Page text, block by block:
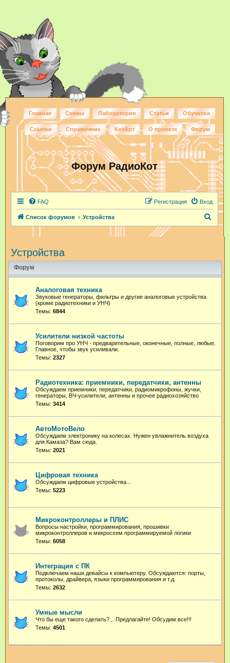
Главная Схемы Лаборатория Статьи Обучалка
Ссылки Справочник КотАрт О проекте Форум
Форум РадиоКот
FAQ Вход
Регистрация
Список форумов Устройства
Устройства
Форум
Аналоговая техника
Звуковые генераторы, фильтры и другие аналоговые устройства
(кроме радиотехники и УНЧ)
Темы: 6844
Усилители низкой частоты
Поговорим про УНЧ - предварительные, оконечные, полные, любые.
Главное, чтобы звук усиливали.
Темы: 2327
Радиотехника: приемники, передатчики, антенны
Обсуждаем приемники, передатчики, радиомикрофоны, жучки,
генераторы, ВЧ-усилители, антенны и прочее радиохозяйство
Темы: 3414
АвтоМотоВело
Обсуждаем электронику на колесах. Нужен увлажнитель воздуха
для Камаза? Вам сюда.
Темы: 2021
Цифровая техника
Обсуждаем цифровые устройства...
Темы: 5223
Микроконтроллеры и ПЛИС
Вопросы настройки, программирования, прошивки
микроконтроллеров и микросхем программируемой логики
Темы: 6058
Интеграция с ПК
Подключаем наши девайсы к компьютеру. Обсуждаются: порты,
протоколы, драйвера, языки программирования и т.д.
Темы: 2632
Умные мысли
Что бы еще такого сделать?... Предлагайте! Обсудим все!!!
Темы: 4501